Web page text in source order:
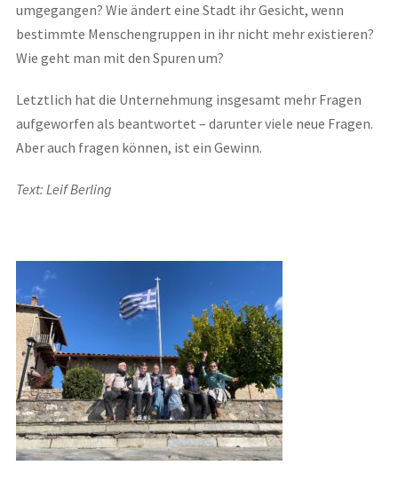
umgegangen? Wie ändert eine Stadt ihr Gesicht, wenn
bestimmte Menschengruppen in ihr nicht mehr existieren?
Wie geht man mit den Spuren um?
Letztlich hat die Unternehmung insgesamt mehr Fragen
aufgeworfen als beantwortet – darunter viele neue Fragen.
Aber auch fragen können, ist ein Gewinn.
Text: Leif Berling